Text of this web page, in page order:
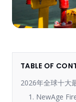
TABLE OF
2026年全球十大
1. NewAge